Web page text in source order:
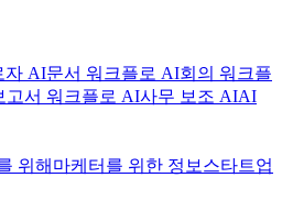
자 AI문서 워크플로 AI회의 워크플
고서 워크플로 AI사무 보조 AIAI
위해 마케터를 위한 정보 스타트업